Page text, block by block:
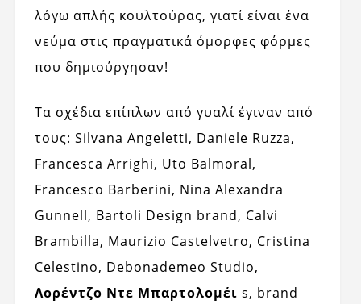
λόγω απλής κουλτούρας, γιατί είναι ένα
νεύμα στις πραγματικά όμορφες φόρμες
που δημιούργησαν!
Τα σχέδια επίπλων από γυαλί έγιναν από
τους: Silvana Angeletti, Daniele Ruzza,
Francesca Arrighi, Uto Balmoral,
Francesco Barberini, Nina Alexandra
Gunnell, Bartoli Design brand, Calvi
Brambilla, Maurizio Castelvetro, Cristina
Celestino, Debonademeo Studio,
Λορέντζο Ντε Μπαρτολομέι s, brand